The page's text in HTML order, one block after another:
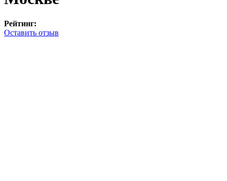
Рейтинг:
Оставить отзыв